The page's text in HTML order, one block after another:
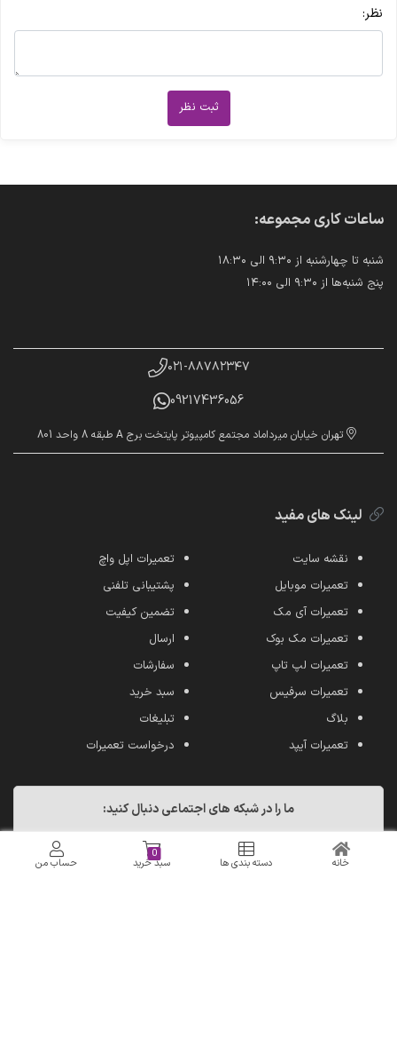
نظر:
ثبت نظر
خانه دسته بندی ها سبد خرید
0
حساب من
ساعات کاری مجموعه:
شنبه تا چهارشنبه از ۹:۳۰ الی ۱۸:۳۰
پنج شنبه‌ها از ۹:۳۰ الی ۱۴:۰۰
۰۲۱-۸۸۷۸۲۳۴۷
09217436056
تهران خیابان میرداماد مجتمع کامپیوتر پایتخت برج A طبقه 8 واحد 801
لینک های مفید
نقشه سایت
تعمیرات موبایل
تعمیرات آی مک
تعمیرات مک بوک
تعمیرات لپ تاپ
تعمیرات سرفیس
بلاگ
تعمیرات آیپد
تعمیرات اپل واچ
پشتیبانی تلفنی
تضمین کیفیت
ارسال
سفارشات
سبد خرید
تبلیغات
درخواست تعمیرات
ما را در شبکه های اجتماعی دنبال کنید: